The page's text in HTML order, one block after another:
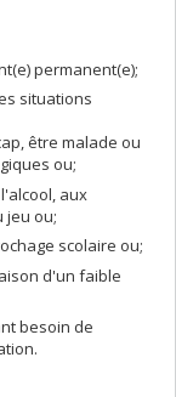
permanent(e);
situations
être malade ou
ou;
aux
jeu ou;
scolaire ou;
d'un faible
besoin de